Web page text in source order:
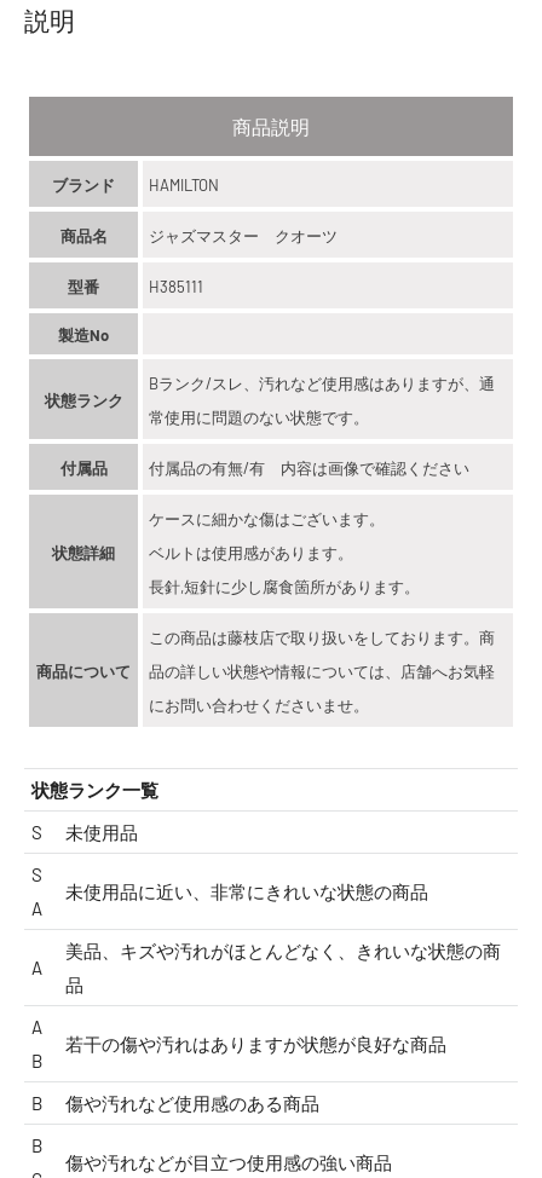
説明
商品説明
ブランド HAMILTON
商品名 ジャズマスター クオーツ
型番 H385111
製造No
状態ランク
Bランク/スレ、汚れなど使用感はありますが、通
常使用に問題のない状態です。
付属品 付属品の有無/有 内容は画像で確認ください
状態詳細
ケースに細かな傷はございます。
ベルトは使用感があります。
長針,短針に少し腐食箇所があります。
商品について
この商品は藤枝店で取り扱いをしております。商
品の詳しい状態や情報については、店舗へお気軽
にお問い合わせくださいませ。
状態ランク一覧
S
未使用品
S
A
未使用品に近い、非常にきれいな状態の商品
A
美品、キズや汚れがほとんどなく、きれいな状態の商
品
A
B
若干の傷や汚れはありますが状態が良好な商品
B
傷や汚れなど使用感のある商品
B
傷や汚れなどが目立つ使用感の強い商品